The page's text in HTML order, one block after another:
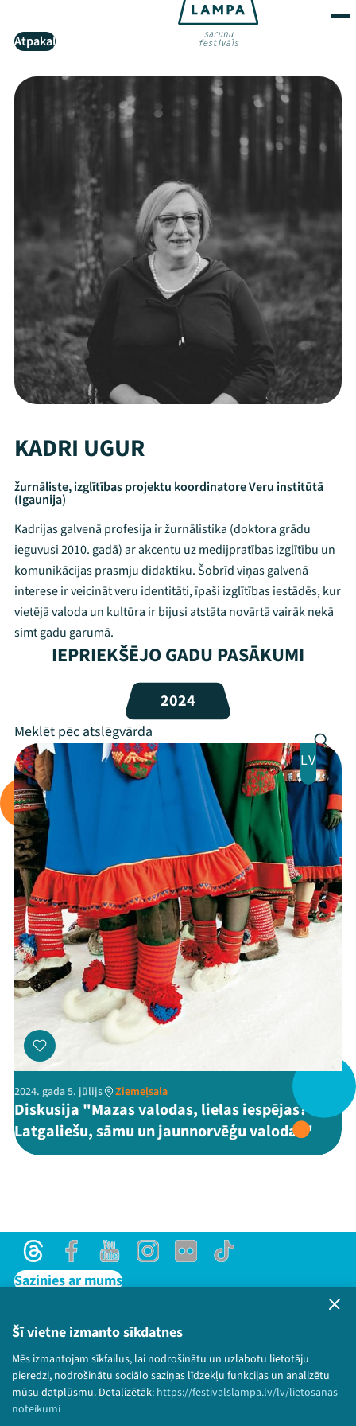
Šī vietne izmanto sīkdatnes
Mēs izmantojam sīkfailus, lai nodrošinātu un uzlabotu lietotāju
pieredzi, nodrošinātu sociālo saziņas līdzekļu funkcijas un analizētu
mūsu datplūsmu. Detalizētāk: https://festivalslampa.lv/lv/lietosanas-
noteikumi
Festivāls
Programma
Arhīvs
Viņi bija LAMPĀ 2026
Ziedo
Veikals
Kontakti
ThreadsFacebookYoutube
X Instagram
Flick TikTok
Atpakaļ
KADRI UGUR
žurnāliste, izglītības projektu koordinatore Veru institūtā
(Igaunija)
Kadrijas galvenā profesija ir žurnālistika (doktora grādu
ieguvusi 2010. gadā) ar akcentu uz medijpratības izglītību un
komunikācijas prasmju didaktiku. Šobrīd viņas galvenā
interese ir veicināt veru identitāti, īpaši izglītības iestādēs, kur
vietējā valoda un kultūra ir bijusi atstāta novārtā vairāk nekā
simt gadu garumā.
IEPRIEKŠĒJO GADU PASĀKUMI
2024
LV
2024. gada 5. jūlijs Ziemeļsala
Diskusija "Mazas valodas, lielas iespējas?
Latgaliešu, sāmu un jaunnorvēģu valodas"
ThreadsFacebookYoutubeInstagram
Flick TikTok
Sazinies ar mums
Lietošanas noteikumi un sīkdatņu politika
Bērnu aizsardzības politika
© 2026 Sarunu festivāls LAMPA Visas tiesības
paturētas.